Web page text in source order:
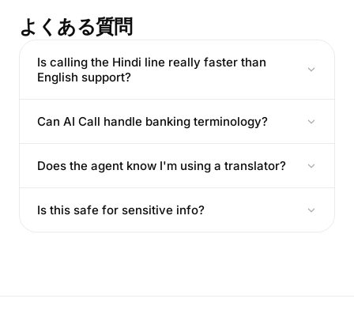
よくある質問
Is calling the Hindi line really faster than
English support?
Can AI Call handle banking terminology?
Does the agent know I'm using a translator?
Is this safe for sensitive info?